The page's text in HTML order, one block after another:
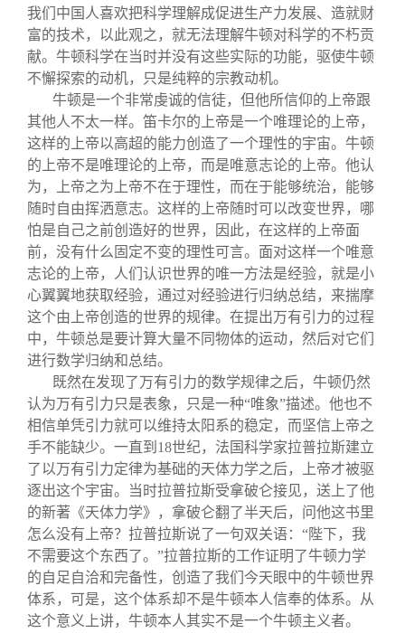
我们中国人喜欢把科学理解成促进生产力发展、造就财
富的技术，以此观之，就无法理解牛顿对科学的不朽贡
献。牛顿科学在当时并没有这些实际的功能，驱使牛顿
不懈探索的动机，只是纯粹的宗教动机。
牛顿是一个非常虔诚的信徒，但他所信仰的上帝跟
其他人不太一样。笛卡尔的上帝是一个唯理论的上帝，
这样的上帝以高超的能力创造了一个理性的宇宙。牛顿
的上帝不是唯理论的上帝，而是唯意志论的上帝。他认
为，上帝之为上帝不在于理性，而在于能够统治，能够
随时自由挥洒意志。这样的上帝随时可以改变世界，哪
怕是自己之前创造好的世界，因此，在这样的上帝面
前，没有什么固定不变的理性可言。面对这样一个唯意
志论的上帝，人们认识世界的唯一方法是经验，就是小
心翼翼地获取经验，通过对经验进行归纳总结，来揣摩
这个由上帝创造的世界的规律。在提出万有引力的过程
中，牛顿总是要计算大量不同物体的运动，然后对它们
进行数学归纳和总结。
既然在发现了万有引力的数学规律之后，牛顿仍然
认为万有引力只是表象，只是一种“唯象”描述。他也不
相信单凭引力就可以维持太阳系的稳定，而坚信上帝之
手不能缺少。一直到18世纪，法国科学家拉普拉斯建立
了以万有引力定律为基础的天体力学之后，上帝才被驱
逐出这个宇宙。当时拉普拉斯受拿破仑接见，送上了他
的新著《天体力学》，拿破仑翻了半天后，问他这书里
怎么没有上帝？拉普拉斯说了一句双关语：“陛下，我
不需要这个东西了。”拉普拉斯的工作证明了牛顿力学
的自足自洽和完备性，创造了我们今天眼中的牛顿世界
体系，可是，这个体系却不是牛顿本人信奉的体系。从
这个意义上讲，牛顿本人其实不是一个牛顿主义者。